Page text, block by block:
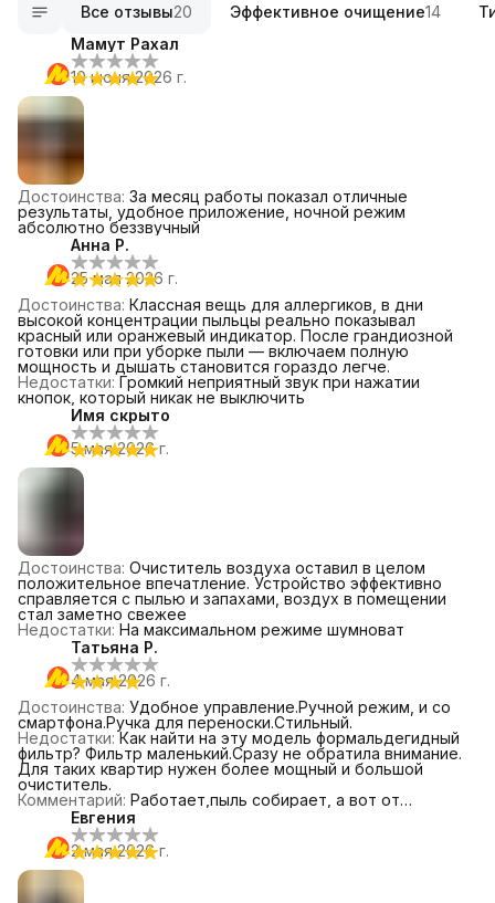
Все отзывы20 Эффективное очищение14
Мамут Рахал
10 июня 2026 г.
Достоинства: За месяц работы показал отличные
результаты, удобное приложение, ночной режим
абсолютно беззвучный
Анна Р.
25 мая 2026 г.
Достоинства: Классная вещь для аллергиков, в дни
высокой концентрации пыльцы реально показывал
красный или оранжевый индикатор. После грандиозной
готовки или при уборке пыли — включаем полную
мощность и дышать становится гораздо легче.
Недостатки: Громкий неприятный звук при нажатии
кнопок, который никак не выключить
Имя скрыто
5 мая 2026 г.
Достоинства: Очиститель воздуха оставил в целом
положительное впечатление. Устройство эффективно
справляется с пылью и запахами, воздух в помещении
стал заметно свежее
Недостатки: На максимальном режиме шумноват
Татьяна Р.
4 мая 2026 г.
Достоинства: Удобное управление.Ручной режим, и со
смартфона.Ручка для переноски.Стильный.
Недостатки: Как найти на эту модель формальдегидный
фильтр? Фильтр маленький.Сразу не обратила внимание.
Для таких квартир нужен более мощный и большой
очиститель.
Комментарий: Работает,пыль собирает, а вот от
выхлопов машин под окном(живу на 1 этаже,окна
занижены) не очень похоже помогает. В нём нет
заявленнго угольного фильтра, просто нера(складная
гармошка белая, материал на бумагу похож).Хот вонь
выхлопного тумана сильная- датчик не сразу загорается
красным, будто всё ок- горит зелёным.
Евгения
2 мая 2026 г.